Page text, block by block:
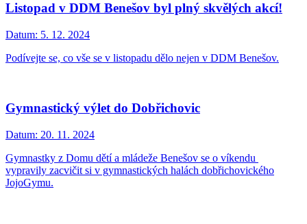
Listopad v DDM Benešov byl plný skvělých akcí!
Datum: 5. 12. 2024
Podívejte se, co vše se v listopadu dělo nejen v DDM Benešov.
Gymnastický výlet do Dobřichovic
Datum: 20. 11. 2024
Gymnastky z Domu dětí a mládeže Benešov se o víkendu
vypravily zacvičit si v gymnastických halách dobřichovického
JojoGymu.